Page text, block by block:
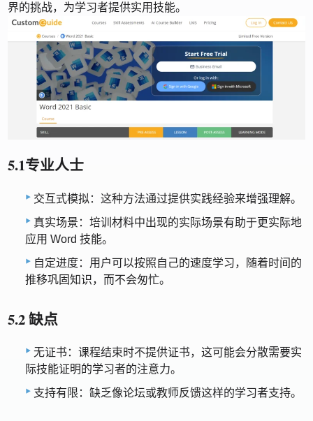
界的挑战，为学习者提供实用技能。
5.1专业人士
交互式模拟：这种方法通过提供实践经验来增强理解。
真实场景：培训材料中出现的实际场景有助于更实际地
应用 Word 技能。
自定进度：用户可以按照自己的速度学习，随着时间的
推移巩固知识，而不会匆忙。
5.2 缺点
无证书：课程结束时不提供证书，这可能会分散需要实
际技能证明的学习者的注意力。
支持有限：缺乏像论坛或教师反馈这样的学习者支持。